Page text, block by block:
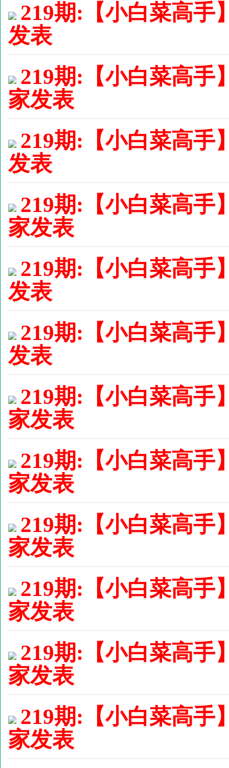
219期:【小白菜高手
发表
219期:【小白菜高
家发表
219期:【小白菜高手
发表
219期:【小白菜高手
家发表
219期:【小白菜高手
发表
219期:【小白菜高手
发表
219期:【小白菜高手
家发表
219期:【小白菜高
家发表
219期:【小白菜高手
家发表
219期:【小白菜高手
家发表
219期:【小白菜高
家发表
219期:【小白菜高手
家发表